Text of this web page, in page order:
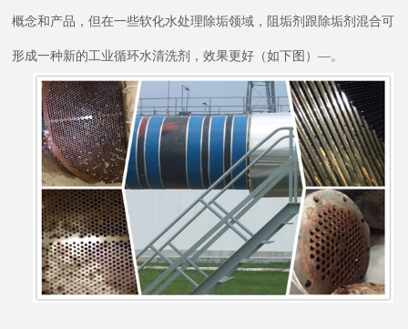
概念和产品，但在一些软化水处理除垢领域，阻垢剂跟除垢剂混合可
形成一种新的工业循环水清洗剂，效果更好（如下图）—。